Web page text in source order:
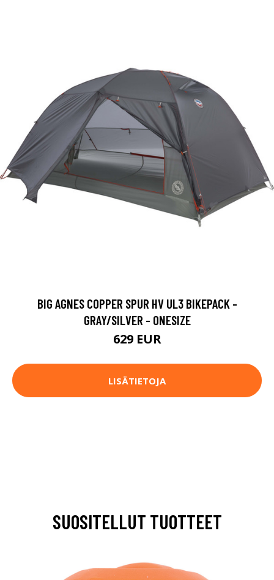
BIG AGNES COPPER SPUR HV UL3 BIKEPACK -
GRAY/SILVER - ONESIZE
629 EUR
LISÄTIETOJA
SUOSITELLUT TUOTTEET